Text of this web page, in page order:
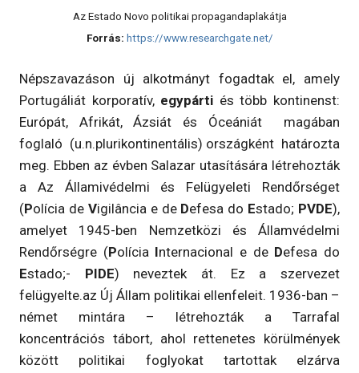
Az Estado Novo politikai propagandaplakátja
Forrás: https://www.researchgate.net/
Népszavazáson új alkotmányt fogadtak el, amely
Portugáliát korporatív, egypárti és több kontinenst:
Európát, Afrikát, Ázsiát és Óceániát magában
foglaló (u.n.plurikontinentális) országként határozta
meg. Ebben az évben Salazar utasítására létrehozták
a Az Államivédelmi és Felügyeleti Rendőrséget
(Polícia de Vigilância e de Defesa do Estado; PVDE),
amelyet 1945-ben Nemzetközi és Államvédelmi
Rendőrségre (Polícia Internacional e de Defesa do
Estado;- PIDE) neveztek át. Ez a szervezet
felügyelte.az Új Állam politikai ellenfeleit. 1936-ban –
német mintára – létrehozták a Tarrafal
koncentrációs tábort, ahol rettenetes körülmények
között politikai foglyokat tartottak elzárva